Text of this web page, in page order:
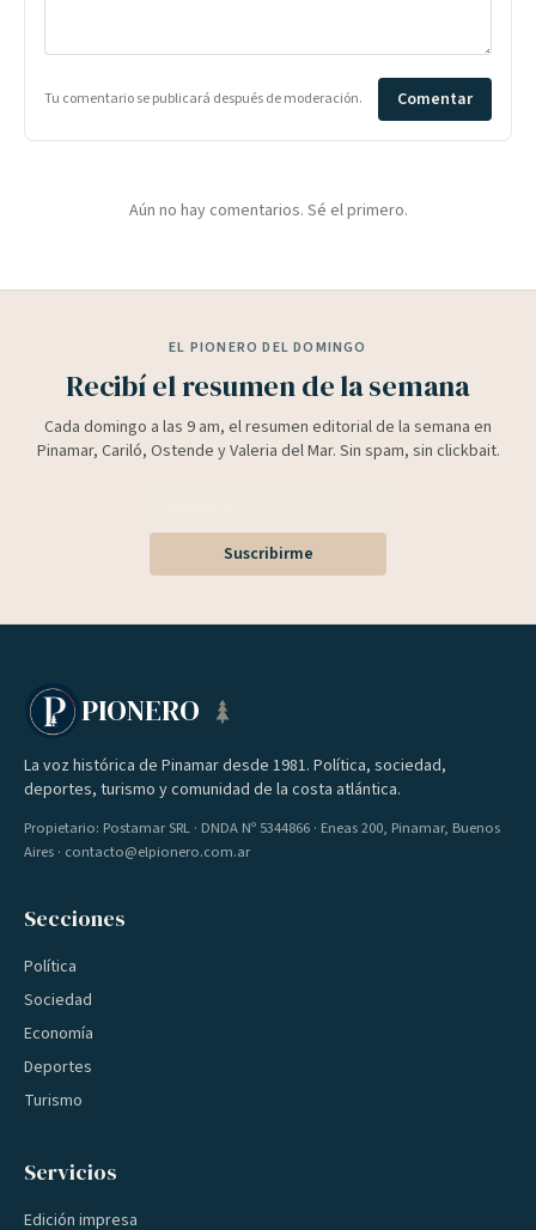
Tu comentario se publicará después de moderación. Comentar
Aún no hay comentarios. Sé el primero.
EL PIONERO DEL DOMINGO
Recibí el resumen de la semana
Cada domingo a las 9 am, el resumen editorial de la semana en
Pinamar, Cariló, Ostende y Valeria del Mar. Sin spam, sin clickbait.
Suscribirme
PIONERO
La voz histórica de Pinamar desde 1981. Política, sociedad,
deportes, turismo y comunidad de la costa atlántica.
Propietario: Postamar SRL · DNDA Nº 5344866 · Eneas 200, Pinamar, Buenos
Aires · contacto@elpionero.com.ar
Secciones
Política
Sociedad
Economía
Deportes
Turismo
Servicios
Edición impresa